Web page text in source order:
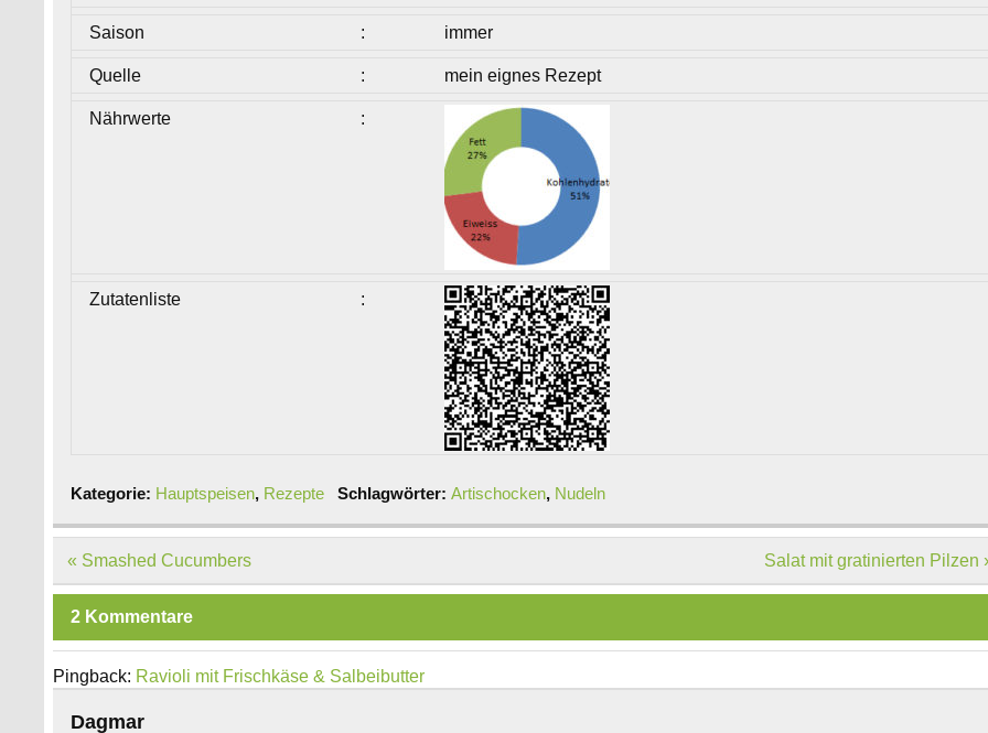
Saison : immer
Quelle : mein eignes Rezept
Nährwerte :
Zutatenliste :
Kategorie: Hauptspeisen, Rezepte Schlagwörter: Artischocken, Nudeln
Beitragsnavigation
« Smashed Cucumbers Salat mit gratinierten Pilzen
2 Kommentare
Pingback: Ravioli mit Frischkäse & Salbeibutter
Dagmar